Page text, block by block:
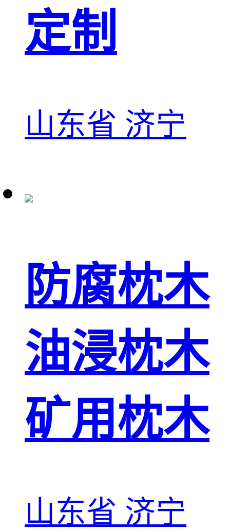
定制
山东省 济宁
防腐枕木
油浸枕木
矿用枕木
山东省 济宁